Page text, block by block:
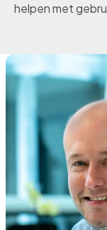
helpen met